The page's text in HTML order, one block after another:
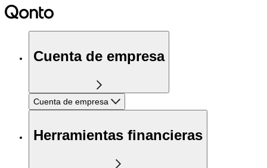
Cuenta de empresa
Cuenta de empresa
Herramientas financieras